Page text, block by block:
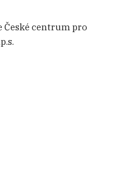
České centrum pro